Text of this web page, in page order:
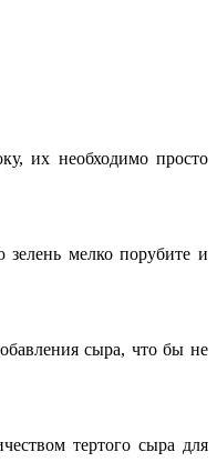
их необходимо просто
мелко порубите и
сыра, что бы не
тертого сыра для